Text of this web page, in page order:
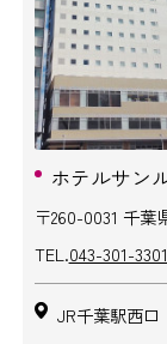
ホテルサン
〒260-0031 千葉
TEL.043-301-3301
JR千葉駅西